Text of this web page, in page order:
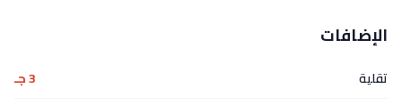
الإضافات
تقلية
3 جـ